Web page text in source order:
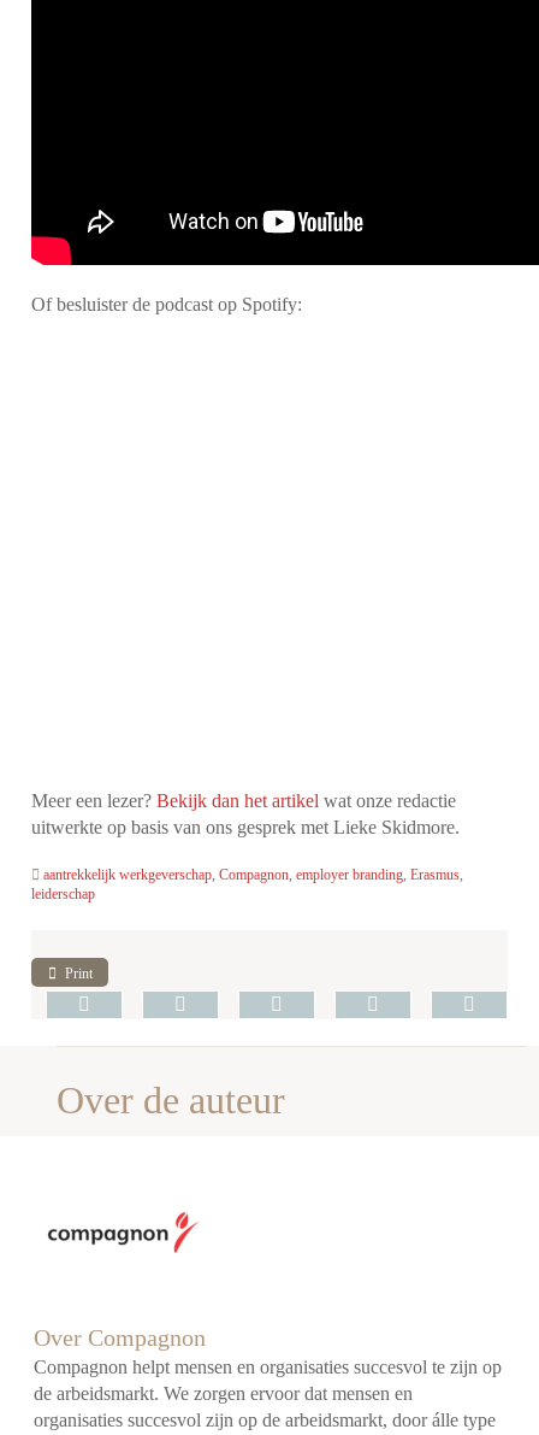
Of besluister de podcast op Spotify:
Meer een lezer?Bekijk dan het artikel wat onze redactie
uitwerkte op basis van ons gesprek met Lieke Skidmore.
aantrekkelijk werkgeverschap,Compagnon,employer branding,Erasmus,
leiderschap
Print
Over de auteur
Over Compagnon
Compagnon helpt mensen en organisaties succesvol te zijn op
de arbeidsmarkt. We zorgen ervoor dat mensen en
organisaties succesvol zijn op de arbeidsmarkt, door álle type